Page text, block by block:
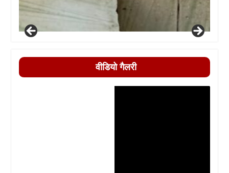
वीडियो गैलरी